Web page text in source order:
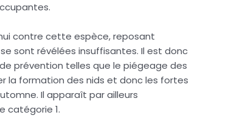
contre cette espèce, reposant
sont révélées insuffisantes. Il est donc
prévention telles que le piégeage des
la formation des nids et donc les fortes
Il apparaît par ailleurs
catégorie 1.